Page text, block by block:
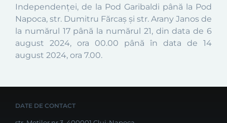
Independenţei, de la Pod Garibaldi până la Pod
Napoca, str. Dumitru Fărcaș şi str. Arany Janos de
la numărul 17 până la numărul 21, din data de 6
august 2024, ora 00.00 până în data de 14
august 2024, ora 7.00.
DATE DE CONTACT